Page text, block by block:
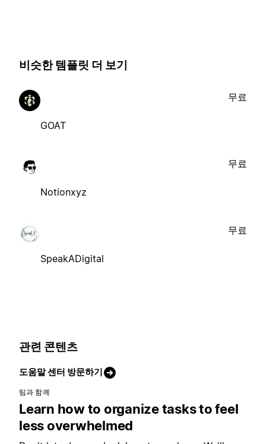
비슷한 템플릿 더 보기
GOAT
무료
Notionxyz
무료
SpeakADigital
무료
관련 콘텐츠
도움말 센터 방문하기
팀과 함께
Learn how to organize tasks to feel
less overwhelmed